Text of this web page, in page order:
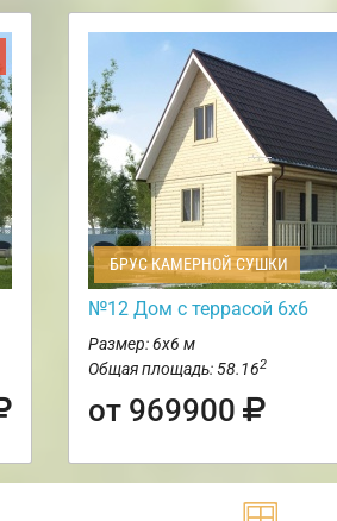
БРУС КАМЕРНОЙ СУШКИ
№12 Дом с террасой 6х6
Размер: 6х6 м
Общая площадь: 58.162
от 969900